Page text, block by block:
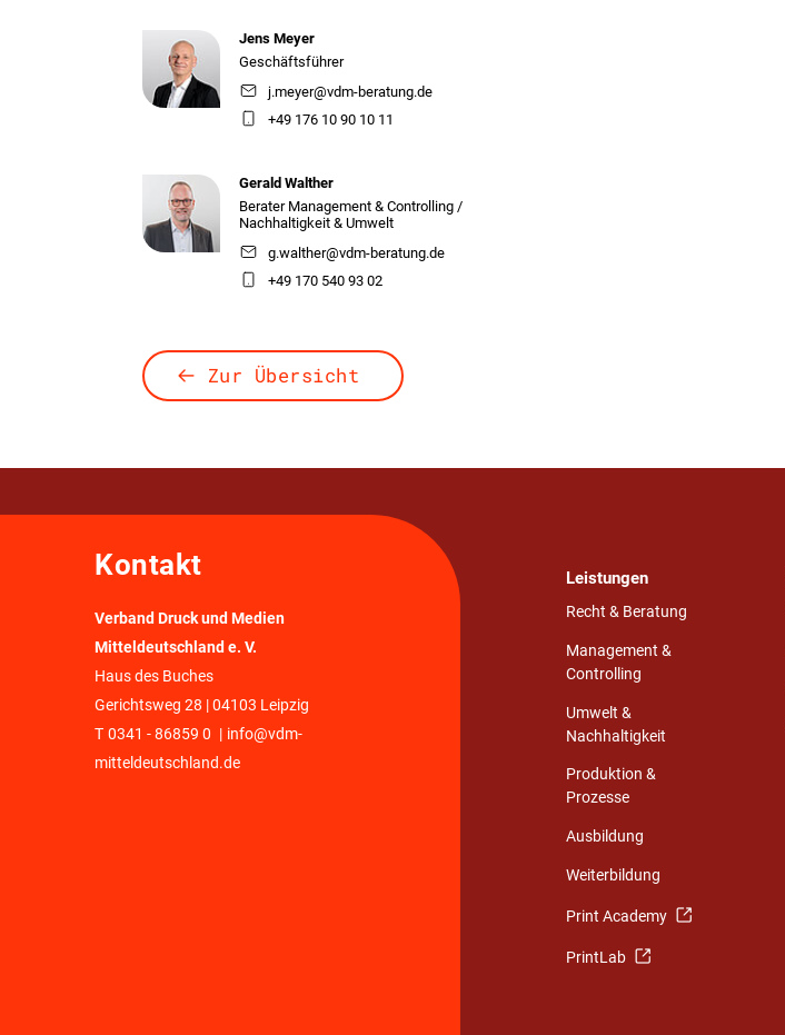
Jens Meyer
Geschäftsführer
j.meyer@vdm-beratung.de
+49 176 10 90 10 11
Gerald Walther
Berater Management & Controlling /
Nachhaltigkeit & Umwelt
g.walther@vdm-beratung.de
+49 170 540 93 02
Zur Übersicht
Kontakt
Verband Druck und Medien
Mitteldeutschland e. V.
Haus des Buches
Gerichtsweg 28 | 04103 Leipzig
T 0341 - 86859 0 | info@vdm-
mitteldeutschland.de
Leistungen
Recht & Beratung
Management &
Controlling
Umwelt &
Nachhaltigkeit
Produktion &
Prozesse
Ausbildung
Weiterbildung
Print Academy
PrintLab